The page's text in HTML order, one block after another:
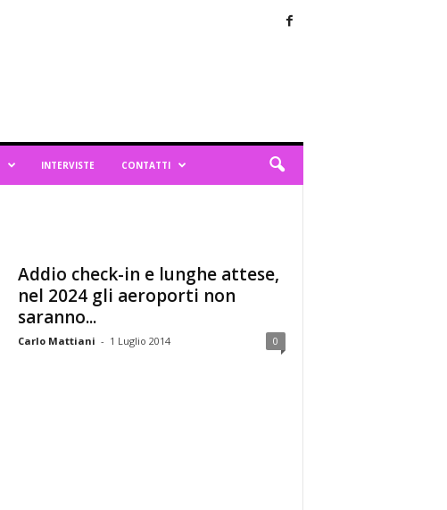
INTERVISTE CONTATTI
Addio check-in e lunghe attese,
nel 2024 gli aeroporti non
saranno...
Carlo Mattiani - 1 Luglio 2014 0